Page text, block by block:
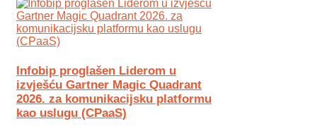
Infobip proglašen Liderom u
izvješću Gartner Magic Quadrant
2026. za komunikacijsku platformu
kao uslugu (CPaaS)